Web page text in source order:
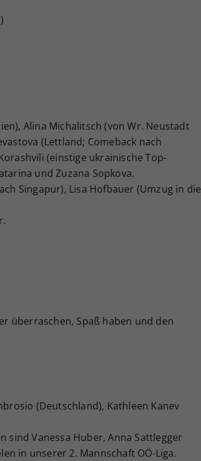
Alina Michalitsch (von Wr. Neustadt
(Lettland; Comeback nach
(einstige ukrainische Top-
und Zuzana Sopkova.
Singapur), Lisa Hofbauer (Umzug in die
überraschen, Spaß haben und den
(Deutschland), Kathleen Kanev
sind Vanessa Huber, Anna Sattlegger
in unserer 2. Mannschaft OÖ-Liga.